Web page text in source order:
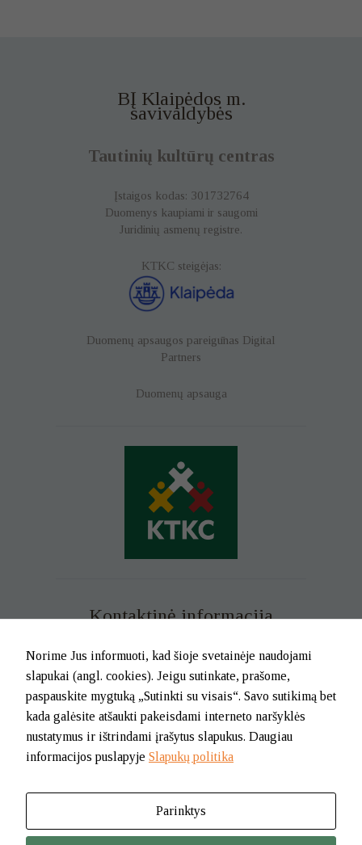
BĮ Klaipėdos m.
savivaldybės
Tautinių kultūrų centras
Įstaigos kodas: 301732764
Duomenys kaupiami ir saugomi
Juridinių asmenų registre.
KTKC steigėjas:
Duomenų apsaugos pareigūnas Digital
Partners
Duomenų apsauga
Kontaktinė informacija
Mob. tel. +370 699 73 229
Tel. (0-46) 21 02 83
El.p. info@klaipedatkc.lt
K. Donelaičio g. 6B, Klaipėda
I-V nuo 8.00 iki 17.00.
© 2026. BĮ Klaipėdos m. savivaldybės Tautinių kultūrų centras
Norime Jus informuoti, kad šioje svetainėje naudojami
slapukai (angl. cookies). Jeigu sutinkate, prašome,
paspauskite mygtuką „Sutinkti su visais“. Savo sutikimą bet
kada galėsite atšaukti pakeisdami interneto naršyklės
nustatymus ir ištrindami įrašytus slapukus. Daugiau
informacijos puslapyje Slapukų politika
Parinktys